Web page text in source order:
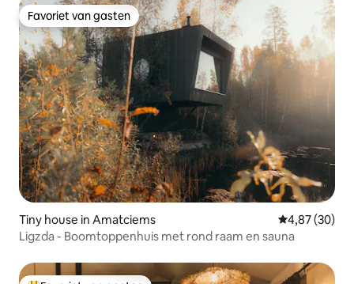
Favoriet van gasten
Favoriet van gasten
Tiny house in Amatciems Gemiddelde
4,87 (30)
Ligzda - Boomtoppenhuis met rond raam en sauna